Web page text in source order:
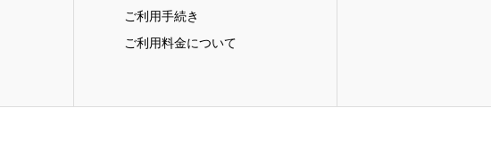
ご利用手続き
ご利用料金について